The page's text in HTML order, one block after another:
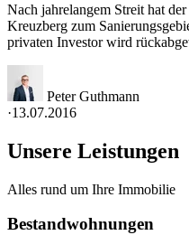
Nach jahrelangem Streit hat
Kreuzberg zum
privaten Investor wird
Peter Guthmann
·13.07.2016
Unsere Leistungen
Alles rund um Ihre Immobilie
Bestandwohnungen